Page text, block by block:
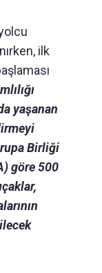
ilk
yaşanan
Birliği
göre 500